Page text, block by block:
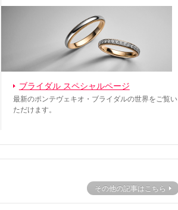
ブライダル スペシャルページ
最新のポンテヴェキオ・ブライダルの世界をご覧い
ただけます。
その他の記事はこちら